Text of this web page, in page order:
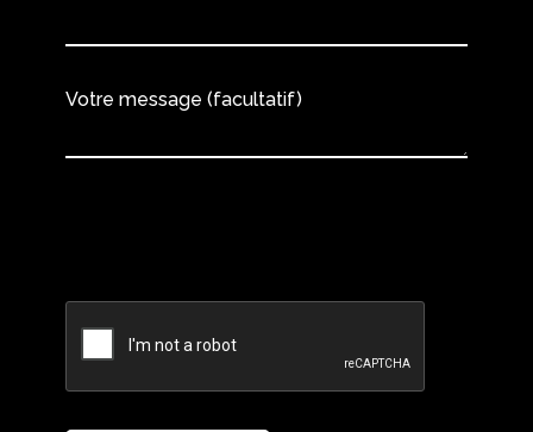
Votre message (facultatif)